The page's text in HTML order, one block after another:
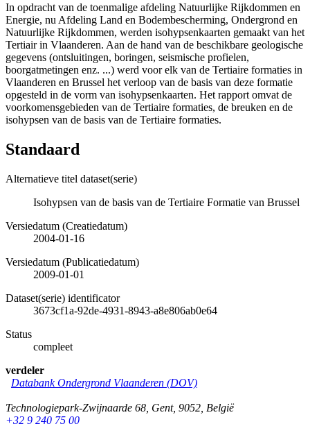
In opdracht van de toenmalige afdeling Natuurlijke Rijkdommen en
Energie, nu Afdeling Land en Bodembescherming, Ondergrond en
Natuurlijke Rijkdommen, werden isohypsenkaarten gemaakt van het
Tertiair in Vlaanderen. Aan de hand van de beschikbare geologische
gegevens (ontsluitingen, boringen, seismische profielen,
boorgatmetingen enz. ...) werd voor elk van de Tertiaire formaties in
Vlaanderen en Brussel het verloop van de basis van deze formatie
opgesteld in de vorm van isohypsenkaarten. Het rapport omvat de
voorkomensgebieden van de Tertiaire formaties, de breuken en de
isohypsen van de basis van de Tertiaire formaties.
Standaard
Alternatieve titel dataset(serie)
Isohypsen van de basis van de Tertiaire Formatie van Brussel
Versiedatum (Creatiedatum)
2004-01-16
Versiedatum (Publicatiedatum)
2009-01-01
Dataset(serie) identificator
3673cf1a-92de-4931-8943-a8e806ab0e64
Status
compleet
verdeler
Databank Ondergrond Vlaanderen (DOV)
Technologiepark-Zwijnaarde 68 Gent, 9052 België
+32 9 240 75 00